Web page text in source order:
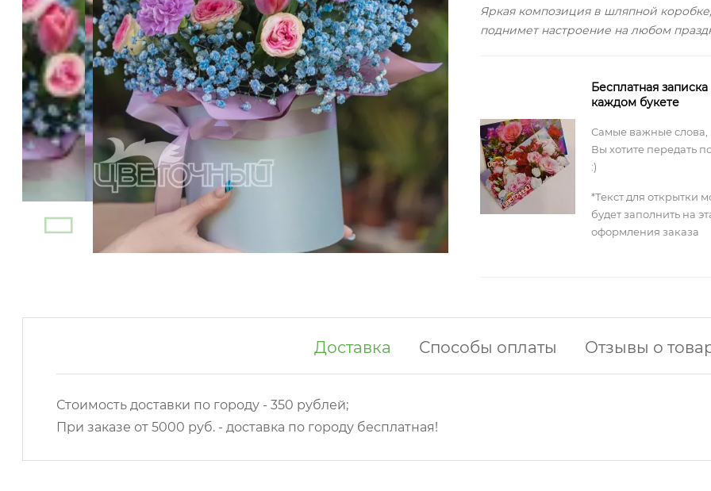
Яркая композиция в шляпной коробке,
поднимет настроение на любом
Бесплатная записка
каждом букете
Самые важные слова,
Вы хотите передать
:)
*Текст для открытки
будет заполнить на
оформления заказа
Доставка Способы оплаты Отзывы о
Стоимость доставки по городу - 350 рублей;
При заказе от 5000 руб. - доставка по городу бесплатная!